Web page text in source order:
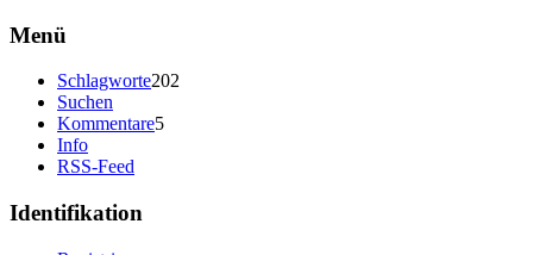
Menü
Schlagworte202
Suchen
Kommentare5
Info
RSS-Feed
Identifikation